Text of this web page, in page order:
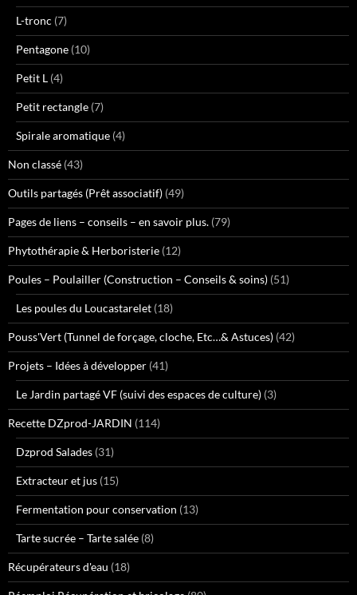
L-tronc (7)
Pentagone (10)
Petit L (4)
Petit rectangle (7)
Spirale aromatique (4)
Non classé (43)
Outils partagés (Prêt associatif) (49)
Pages de liens – conseils – en savoir plus. (79)
Phytothérapie & Herboristerie (12)
Poules – Poulailler (Construction – Conseils & soins) (51)
Les poules du Loucastarelet (18)
Pouss'Vert (Tunnel de forçage, cloche, Etc…& Astuces) (42)
Projets – Idées à développer (41)
Le Jardin partagé VF (suivi des espaces de culture) (3)
Recette DZprod-JARDIN (114)
Dzprod Salades (31)
Extracteur et jus (15)
Fermentation pour conservation (13)
Tarte sucrée – Tarte salée (8)
Récupérateurs d'eau (18)